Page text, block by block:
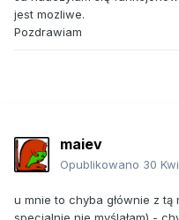
jest mozliwe.
Pozdrawiam
maiev
Opublikowano 30
u mnie to chyba głównie z